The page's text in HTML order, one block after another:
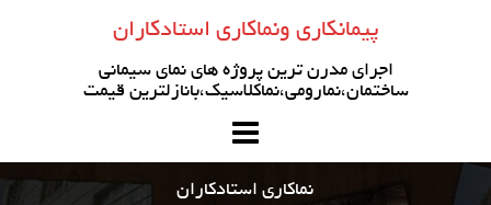
پیمانکاری ونماکاری استادکاران
اجرای مدرن ترین پروژه های نمای سیمانی
ساختمان،نمارومی،نماکلاسیک،بانازلترین قیمت
نماکاری استادکاران